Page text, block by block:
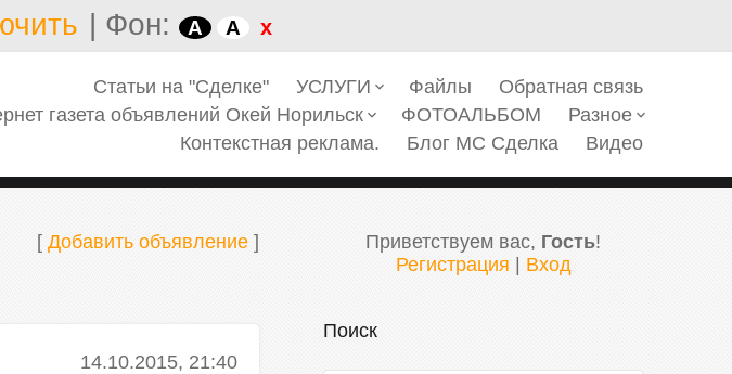
| Фон: A A x
Статьи на "Сделке" УСЛУГИ keyboard_arrow_down Файлы
Обратная связь
газета объявлений Окей Норильск keyboard_arrow_down ФОТОАЛЬБОМ Разное keyboard_arrow_down
Контекстная реклама. Блог МС Сделка Видео
[ Добавить объявление ]
14.10.2015, 21:40
Приветствуем вас, Гость!
Регистрация
Вход
Поиск